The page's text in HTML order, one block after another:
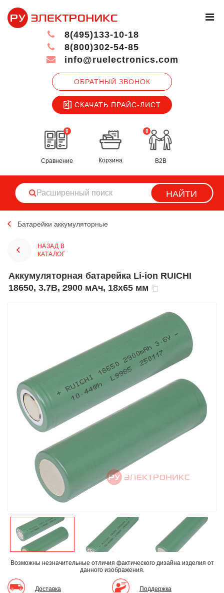
ОБРАТНЫЙ ЗВОНОК
СКАЧАТЬ ПРАЙС-ЛИСТ
8(495)133-10-18
8(800)302-54-85
info@ruelectronics.com
0
Сравнение
0
Корзина B2B
НАЙТИ
Батарейки аккумуляторные
НАЗАД В
КАТАЛОГ
Аккумуляторная батарейка Li-ion RUICHI
18650, 3.7В, 2900 мАч, 18x65 мм
Возможны незначительные отличия фактического дизайна изделия от
данного изображения.
Доставка Поддержка